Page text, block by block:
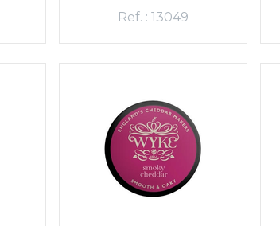
Ref. : 13049